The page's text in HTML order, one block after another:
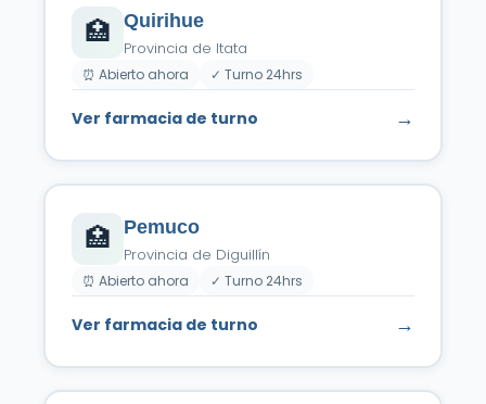
🏥 Quirihue
Provincia de Itata
⏰ Abierto ahora ✓ Turno 24hrs
Ver farmacia de turno →
🏥 Pemuco
Provincia de Diguillín
⏰ Abierto ahora ✓ Turno 24hrs
Ver farmacia de turno →